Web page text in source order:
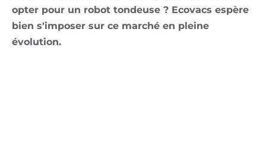
opter pour un robot tondeuse ? Ecovacs espère
bien s'imposer sur ce marché en pleine
évolution.